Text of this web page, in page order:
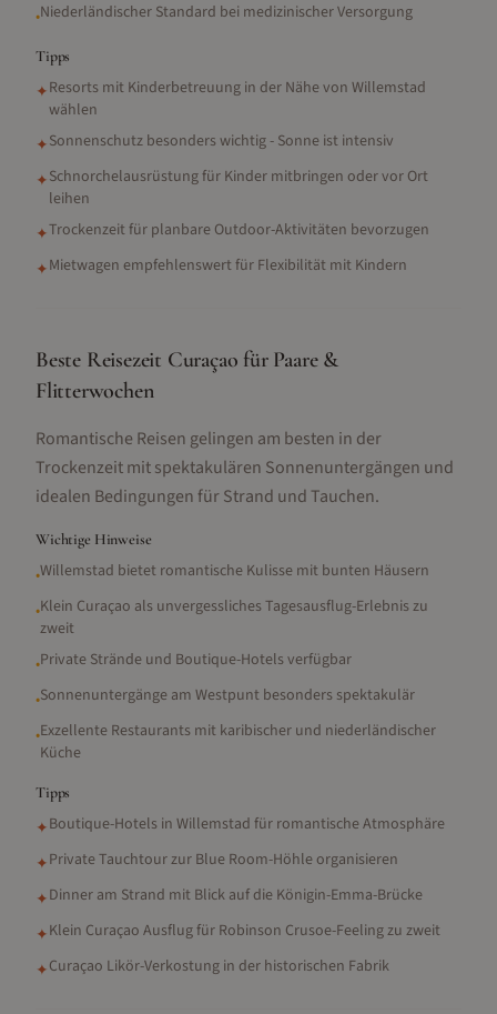
•Niederländischer Standard bei medizinischer Versorgung
Tipps
✦Resorts mit Kinderbetreuung in der Nähe von Willemstad
wählen
✦Sonnenschutz besonders wichtig - Sonne ist intensiv
✦Schnorchelausrüstung für Kinder mitbringen oder vor Ort
leihen
✦Trockenzeit für planbare Outdoor-Aktivitäten bevorzugen
✦Mietwagen empfehlenswert für Flexibilität mit Kindern
Beste Reisezeit Curaçao für Paare &
Flitterwochen
Romantische Reisen gelingen am besten in der
Trockenzeit mit spektakulären Sonnenuntergängen und
idealen Bedingungen für Strand und Tauchen.
Wichtige Hinweise
•Willemstad bietet romantische Kulisse mit bunten Häusern
•Klein Curaçao als unvergessliches Tagesausflug-Erlebnis zu
zweit
•Private Strände und Boutique-Hotels verfügbar
•Sonnenuntergänge am Westpunt besonders spektakulär
•Exzellente Restaurants mit karibischer und niederländischer
Küche
Tipps
✦Boutique-Hotels in Willemstad für romantische Atmosphäre
✦Private Tauchtour zur Blue Room-Höhle organisieren
✦Dinner am Strand mit Blick auf die Königin-Emma-Brücke
✦Klein Curaçao Ausflug für Robinson Crusoe-Feeling zu zweit
✦Curaçao Likör-Verkostung in der historischen Fabrik